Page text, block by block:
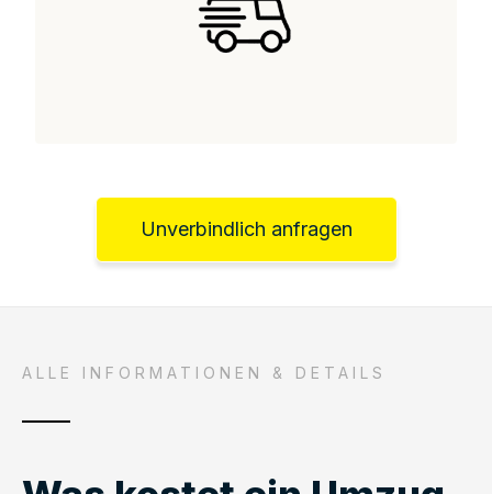
Unverbindlich anfragen
ALLE INFORMATIONEN & DETAILS